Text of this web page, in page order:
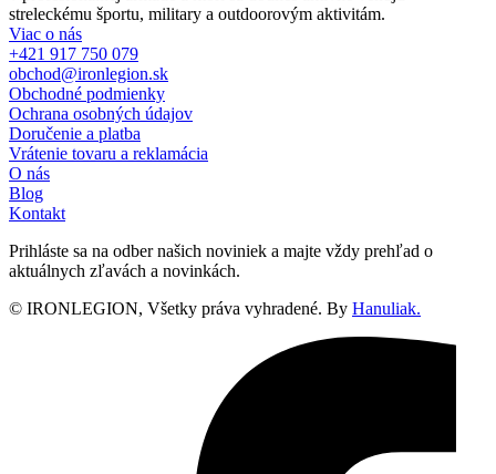
streleckému športu, military a outdoorovým aktivitám.
Viac o nás
+421 917 750 079
obchod@ironlegion.sk
Obchodné podmienky
Ochrana osobných údajov
Doručenie a platba
Vrátenie tovaru a reklamácia
O nás
Blog
Kontakt
Prihláste sa na odber našich noviniek a majte vždy prehľad o
aktuálnych zľavách a novinkách.
© IRONLEGION, Všetky práva vyhradené. By Hanuliak.